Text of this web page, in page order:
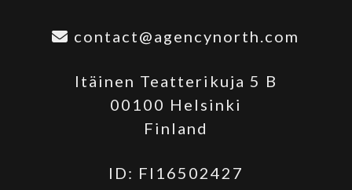
contact@agencynorth.com
Itäinen Teatterikuja 5 B
00100 Helsinki
Finland
ID: FI16502427